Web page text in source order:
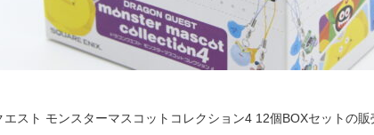
エスト モンスターマスコットコレクション4 12個BOXセットの販